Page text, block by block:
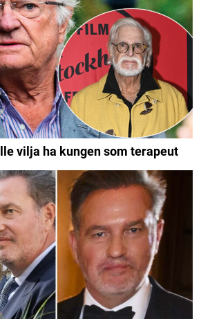
vilja ha kungen som terapeut